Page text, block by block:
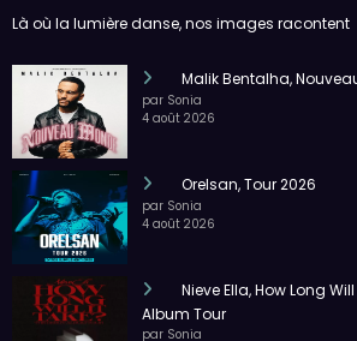
Là où la lumière danse, nos images racontent
Malik Bentalha,
par Sonia
4 août 2026
Orelsan, Tour 2026
par Sonia
4 août 2026
Nieve Ella, How Long
Album Tour
par Sonia